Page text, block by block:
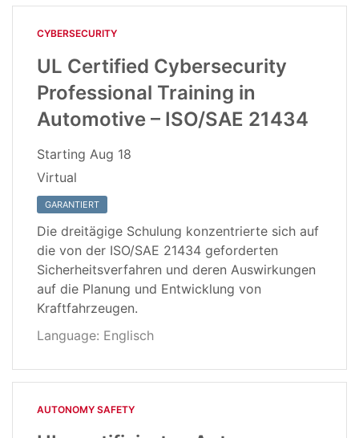
CYBERSECURITY
UL Certified Cybersecurity
Professional Training in
Automotive – ISO/SAE 21434
Starting Aug 18
Virtual
GARANTIERT
Die dreitägige Schulung konzentrierte sich auf
die von der ISO/SAE 21434 geforderten
Sicherheitsverfahren und deren Auswirkungen
auf die Planung und Entwicklung von
Kraftfahrzeugen.
Language: Englisch
AUTONOMY SAFETY